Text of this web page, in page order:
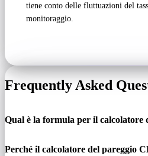
tiene conto delle fluttuazioni del
monitoraggio.
Frequently Asked
Qual è la formula per il calcolatore
Perché il calcolatore del pareggio